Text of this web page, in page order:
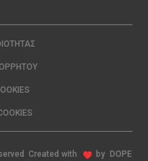
Created with by DOPE